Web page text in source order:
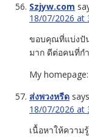
Szjyw.com
18/07/2026 at
ขอบคุณที่แบ่งปัน
มาก ดีต่อคนที่ก
My
ส่งพวงหรีด
18/07/2026 at
เนื้อหาให้ความ